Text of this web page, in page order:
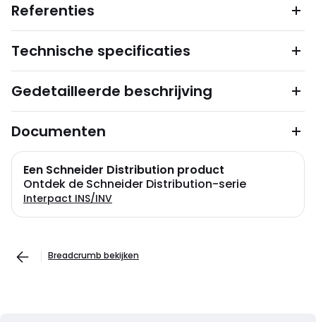
Referenties
Technische specificaties
Gedetailleerde beschrijving
Documenten
Een Schneider Distribution product
Ontdek de Schneider Distribution-serie
Interpact INS/INV
Breadcrumb bekijken